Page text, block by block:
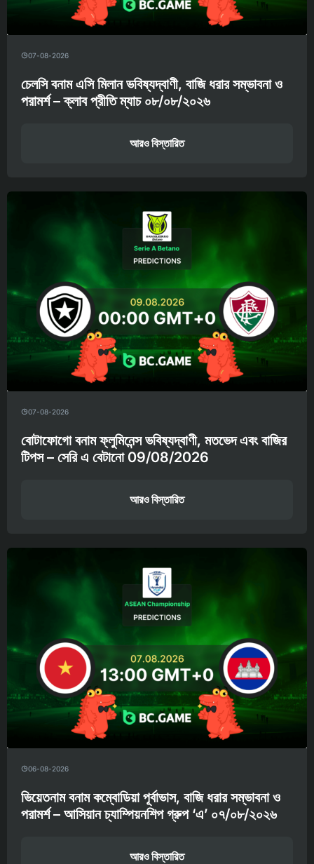
07-08-2026
চেলসি বনাম এসি মিলান ভবিষ্যদ্বাণী, বাজি ধরার সম্ভাবনা ও
পরামর্শ – ক্লাব প্রীতি ম্যাচ ০৮/০৮/২০২৬
আরও বিস্তারিত
07-08-2026
বোটাফোগো বনাম ফ্লুমিনেন্স ভবিষ্যদ্বাণী, মতভেদ এবং বাজির
টিপস – সেরি এ বেটানো 09/08/2026
আরও বিস্তারিত
06-08-2026
ভিয়েতনাম বনাম কম্বোডিয়া পূর্বাভাস, বাজি ধরার সম্ভাবনা ও
পরামর্শ – আসিয়ান চ্যাম্পিয়নশিপ গ্রুপ ‘এ’ ০৭/০৮/২০২৬
আরও বিস্তারিত